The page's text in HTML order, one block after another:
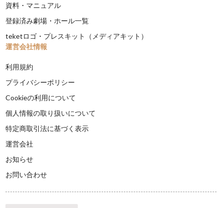
資料・マニュアル
登録済み劇場・ホール一覧
teketロゴ・プレスキット（メディアキット）
運営会社情報
利用規約
プライバシーポリシー
Cookieの利用について
個人情報の取り扱いについて
特定商取引法に基づく表示
運営会社
お知らせ
お問い合わせ